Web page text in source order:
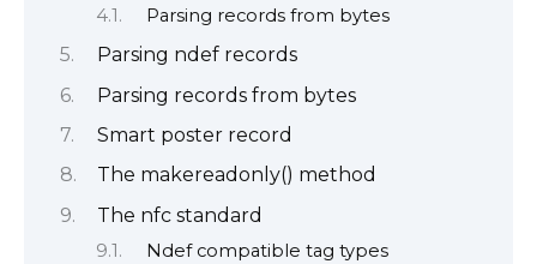
Parsing records from bytes
Parsing ndef records
Parsing records from bytes
Smart poster record
The makereadonly() method
The nfc standard
Ndef compatible tag types